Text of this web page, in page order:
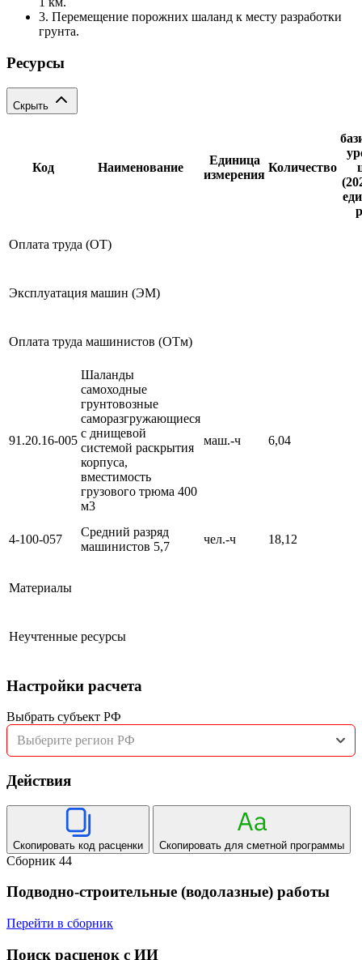
3. Перемещение порожних шаланд к месту разработки
грунта.
Ресурсы
Скрыть
Код Наименование
Единица
измерения
Количество
Оплата труда (ОТ)
Эксплуатация машин (ЭМ)
Оплата труда машинистов (ОТм)
91.20.16-005
Шаланды
самоходные
грунтовозные
саморазгружающиеся
с днищевой
системой раскрытия
корпуса,
вместимость
грузового трюма 400
м3
маш.-ч 6,04
4-100-057
Средний разряд
машинистов 5,7
чел.-ч 18,12
Материалы
Неучтенные ресурсы
Настройки расчета
Выбрать субъект РФ
Выберите регион РФ
Действия
Скопировать код расценки Скопировать для сметной программы
Сборник 44
Подводно-строительные (водолазные) работы
Перейти в сборник
Поиск расценок с ИИ